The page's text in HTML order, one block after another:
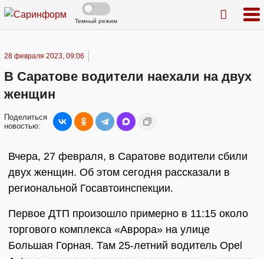
Темный режим
28 февраля 2023, 09:06
В Саратове водители наехали на двух
женщин
Поделиться
новостью:
Вчера, 27 февраля, в Саратове водители сбили
двух женщин. Об этом сегодня рассказали в
региональной Госавтоинспекции.
Первое ДТП произошло примерно в 11:15 около
торгового комплекса «Аврора» на улице
Большая Горная. Там 25-летний водитель Opel